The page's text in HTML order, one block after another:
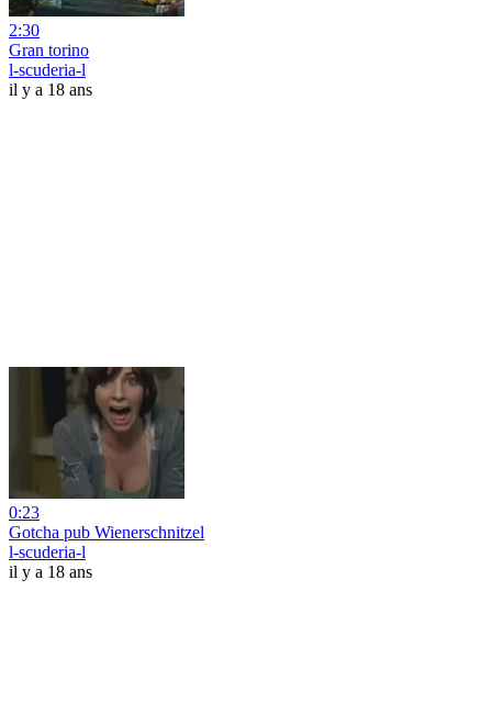
2:30
Gran torino
l-scuderia-l
il y a 18 ans
0:23
Gotcha pub Wienerschnitzel
l-scuderia-l
il y a 18 ans